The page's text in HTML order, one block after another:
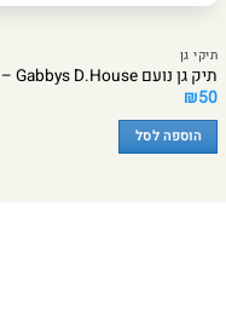
תיקי גן
תיק גן נועם Gabbys D.House – מבית Kal Gav
₪50
הוספה לסל